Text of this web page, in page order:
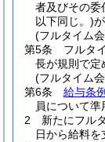
者及びその委
以下同じ。)
(フルタイム
第5条
フルタ
長が規則で定
(フルタイム
第6条
給与条
員について準
2
新たにフル
日から給料を